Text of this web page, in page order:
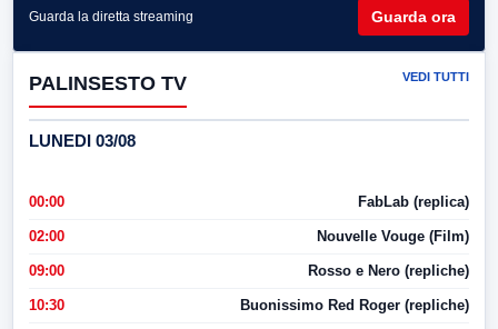
Guarda la diretta streaming Guarda ora
PALINSESTO TV VEDI TUTTI
LUNEDI 03/08
00:00 FabLab (replica)
02:00 Nouvelle Vouge (Film)
09:00 Rosso e Nero (repliche)
10:30 Buonissimo Red Roger (repliche)